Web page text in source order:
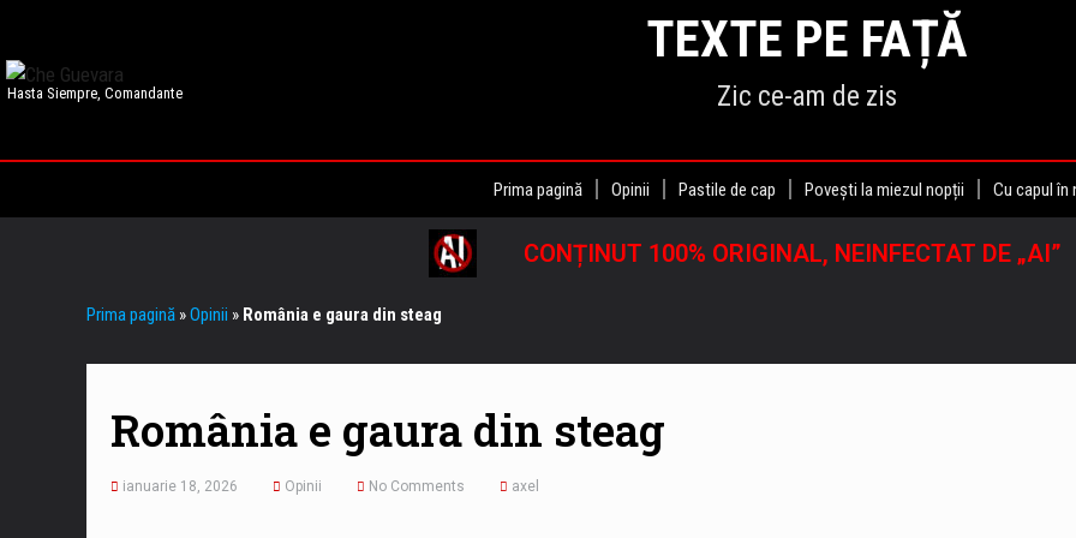
Hasta Siempre, Comandante
TEXTE PE FAȚĂ
Zic ce-am de zis
Prima pagină Opinii Pastile de cap Povești la miezul nopții Cu capul
CONȚINUT 100% ORIGINAL, NEINFECTAT DE „AI”
Prima pagină »Opinii » România e gaura din steag
România e gaura din steag
ianuarie 18, 2026 Opinii No Comments axel